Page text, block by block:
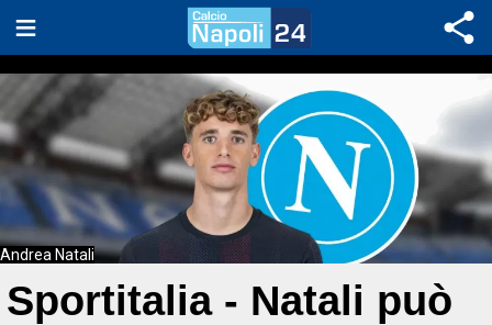
Andrea Natali
Sportitalia - Natali può